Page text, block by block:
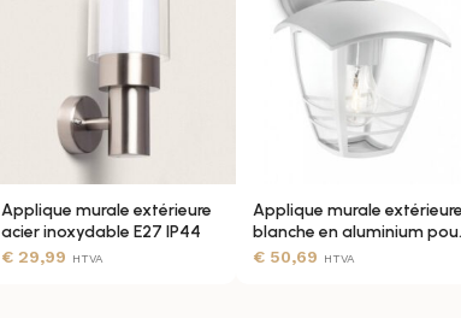
CE, RoHS, UKCA
3 ans
AC et sa fréquence de
courante et rassurante.
extérieur.
Caractéristiques
Applique murale
ampoule GU10.
protection IP44 et usage
Applique murale extérieure
acier inoxydable E27 IP44
€29,99 HTVA
Applique murale extérieure
blanche en aluminium
ampoule E27
€ 50,69 HTVA